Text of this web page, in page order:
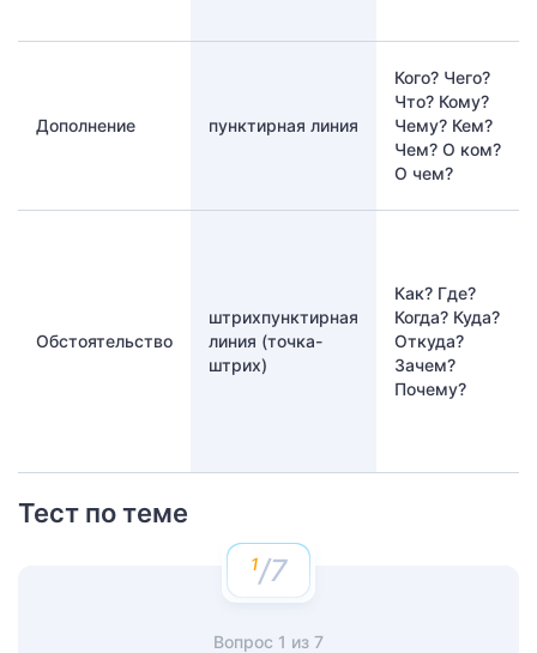
Дополнение пунктирная линия
Кого? Чего?
Что? Кому?
Чему? Кем?
Чем? О ком?
О чем?
Обстоятельство
штрихпунктирная
линия (точка-
штрих)
Как? Где?
Когда? Куда?
Откуда?
Зачем?
Почему?
Тест по теме
/7
Вопрос 1 из 7